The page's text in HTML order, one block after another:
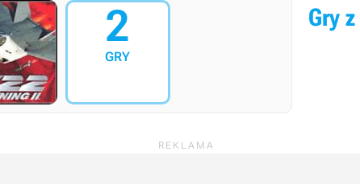
2
GRY
Gry